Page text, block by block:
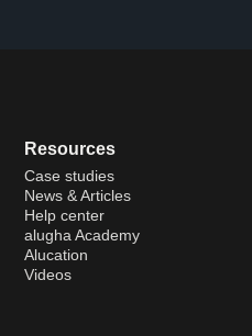
Resources
Case studies
News & Articles
Help center
alugha Academy
Alucation
Videos